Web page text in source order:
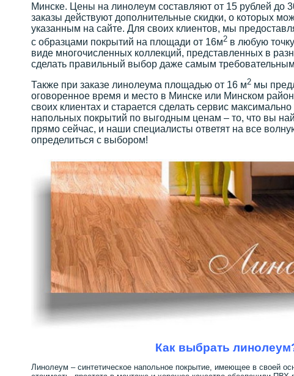
Минске. Цены на линолеум составляют от 15 рублей до
заказы действуют дополнительные скидки, о которых
указанным на сайте. Для своих клиентов, мы
с образцами покрытий на площади от 16м2 в любую
виде многочисленных коллекций, представленных в
сделать правильный выбор даже самым
Также при заказе линолеума площадью от 16 м2 мы
оговоренное время и место в Минске или Минском
своих клиентах и старается сделать сервис
напольных покрытий по выгодным ценам – то, что вы
прямо сейчас, и наши специалисты ответят на все
определиться с выбором!
Как выбрать
Линолеум – синтетическое напольное покрытие, имеющее в своей